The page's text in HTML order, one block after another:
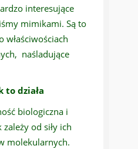
interesujące
mimikami. Są to
właściwościach
naśladujące
to działa
biologiczna i
od siły ich
molekularnych.